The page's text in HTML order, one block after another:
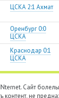
ЦСКА 2:1 Ахмат
Оренбург 0:0
ЦСКА
Краснодар 0:1
ЦСКА
Cайт
контент, не